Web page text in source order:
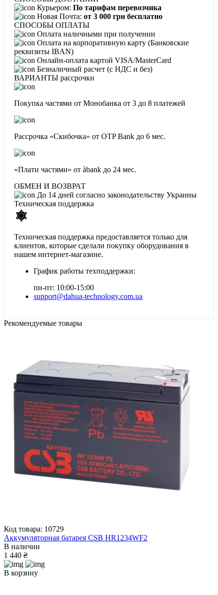
Курьером: По тарифам перевозчика
Новая Почта: от 3 000 грн бесплатно
СПОСОБЫ ОПЛАТЫ
Оплата наличными при получении
Оплата на корпоративную карту (Банковские
реквизиты IBAN)
Онлайн-оплата картой VISA/MasterCard
Безналичный расчет (с НДС и без)
ВАРИАНТЫ рассрочки
Покупка частями от Монобанка от 3 до 8 платежей
Рассрочка «Скибочка» от OTP Bank до 6 мес.
«Плати частями» от àbank до 24 мес.
ОБМЕН И ВОЗВРАТ
До 14 дней согласно законодательству Украины
Техническая поддержка
Техническая поддержка предоставляется только для
клиентов, которые сделали покупку оборудования в
нашем интернет-магазине.
График работы техподдержки:
пн-пт: 10:00-15:00
support@dahua-technology.com.ua
Рекомендуемые товары
Код товара: 10729
Аккумуляторная батарея CSB HR1234WF2
В наличии
1 440 ₴
В корзину